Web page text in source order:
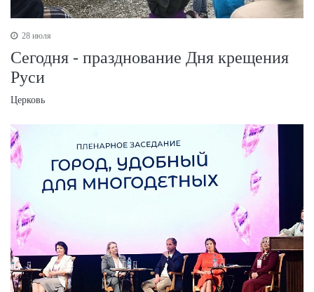
28 июля
Сегодня - празднование Дня крещения
Руси
Церковь